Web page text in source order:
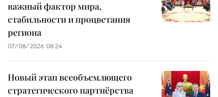
важный фактор мира,
стабильности и процветания
региона
07/08/2026 08:24
Новый этап всеобъемлющего
стратегического партнёрства